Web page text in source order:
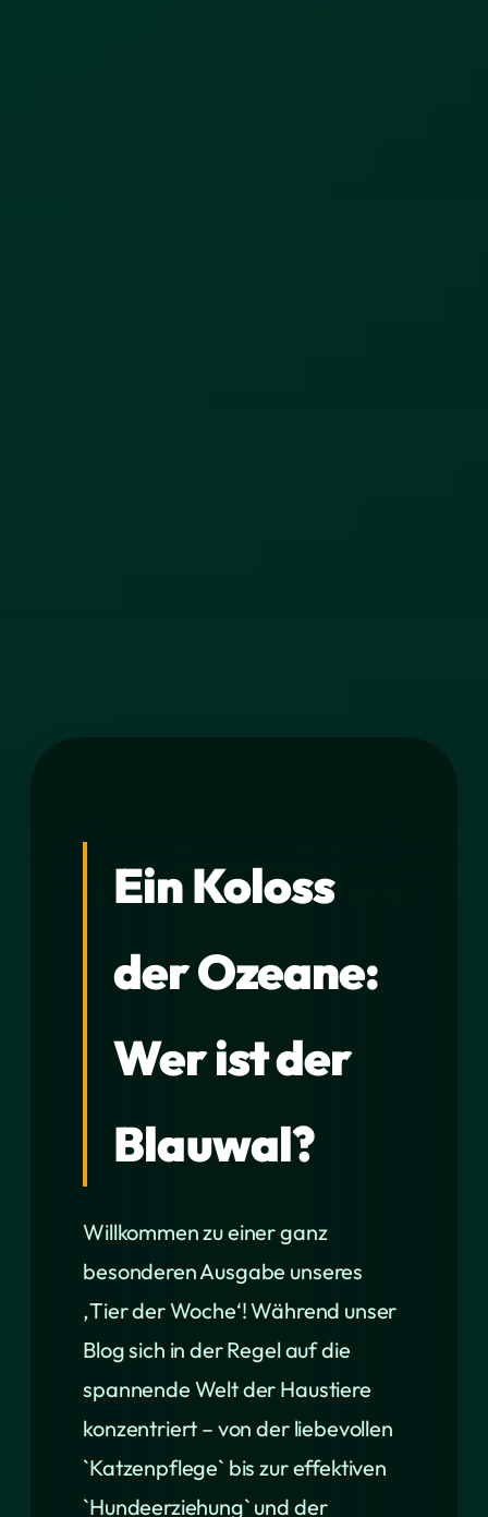
Ein Koloss
der Ozeane:
Wer ist der
Blauwal?
Willkommen zu einer ganz
besonderen Ausgabe unseres
‚Tier der Woche‘! Während unser
Blog sich in der Regel auf die
spannende Welt der Haustiere
konzentriert – von der liebevollen
`Katzenpflege` bis zur effektiven
`Hundeerziehung` und der